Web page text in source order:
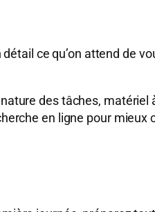
ce qu’on attend de
des tâches, matériel
en ligne pour